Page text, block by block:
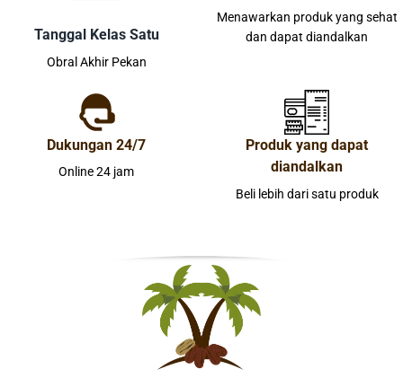
Tanggal Kelas Satu
Obral Akhir Pekan
Menawarkan produk yang sehat
dan dapat diandalkan
Dukungan 24/7
Online 24 jam
Produk yang dapat
diandalkan
Beli lebih dari satu produk